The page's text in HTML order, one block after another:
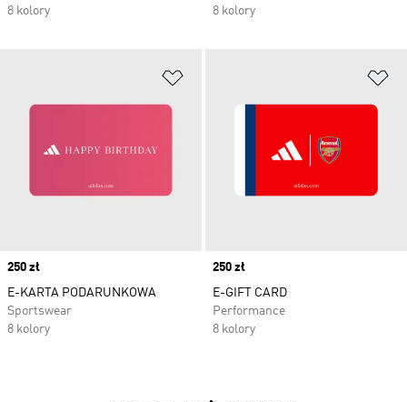
8 kolory
8 kolory
Price
250 zł
E-KARTA PODARUNKOWA
Sportswear
8 kolory
Price
250 zł
E-GIFT CARD
Performance
8 kolory